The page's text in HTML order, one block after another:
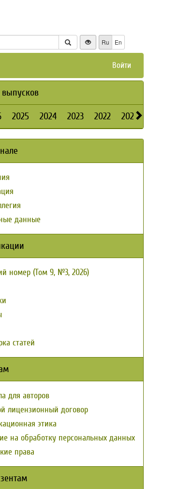
Ru En
Войти
2025 2024 2023 2022 2021
данные
номер (Том 9, №3, 2026)
статей
для авторов
лицензионный договор
этика
на обработку персональных данных
права